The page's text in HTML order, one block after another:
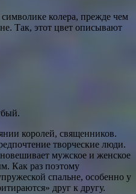
колера, прежде чем
Так, этот цвет описывают
королей, священников.
творческие люди.
мужское и женское
Как раз поэтому
спальне, особенно у
друг к другу.